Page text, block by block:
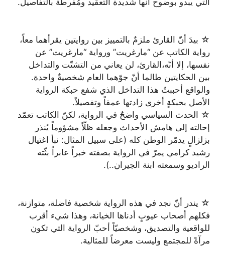
☆ بيدَ أنّ القارئ ملزمٌ بالتمييز بين روايتين يقرأهما معاً،
رواية الكاتب عن “مارغريت” ورواية “مارغريت” عن
نفسها، إلا أنّه،القارئ، لن يعاني من التشتّت والتداخل
بين الحكايتين طالما أنّ جوّهما العام شخصيةٌ واحدة.
والواقع أحببتُ هذا التداخل الذي شفع حبكة الرواية
الأصل بحبكةٍ أخرى زادتها عمقاً وتفصيلاً.
☆ الحدث السياسي واضحٌ في الرواية، لكنّ الكاتب تعمّد
إحالته إلى هامش الأحداث وجعله ظلّاً مشؤوماً يُنذر
بزلزالٍ يدمّر الوطن كله (على سبيل المثال: نبأ اغتيال
رشيد كرامي يمرّ في الرواية بصفته خبراً عابراً بثّته
الراديو وسمعته ابنة الجيران..).
☆ يندر أنّ نجد في هذه الرواية شخصية فاضلة، متوازنة،
فكلهم أصحاب عيوبٍ أدناها الخيانة، وهذا شيء أقرب
للواقعية والتصديق، وشخصيّاً أحبّ الرواية التي تكون
مرآةً للمجتمع وليست معرضاً للمثالية.